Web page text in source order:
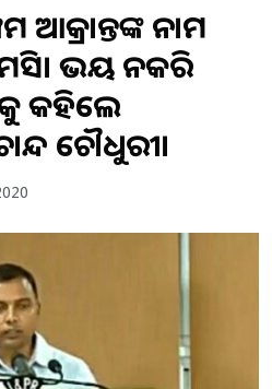
ଆକ୍ରାନ୍ତଙ୍କ ନାମ
ଭୟ ନକରି
କହିଲେ
ଚୌଧୁରୀ।